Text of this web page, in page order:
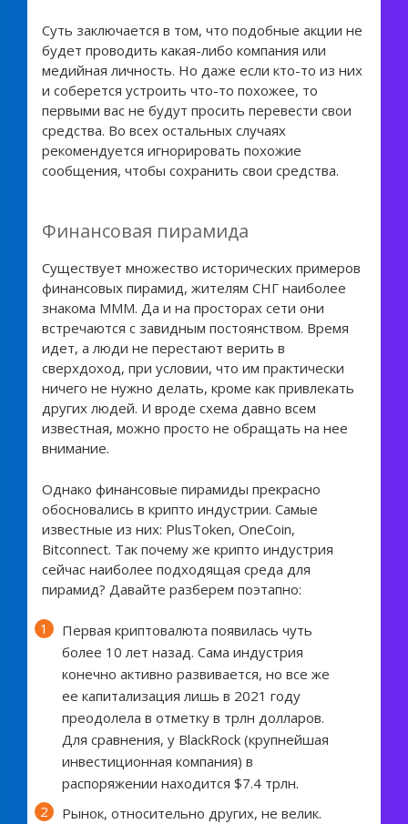
Суть заключается в том, что подобные акции не
будет проводить какая-либо компания или
медийная личность. Но даже если кто-то из них
и соберется устроить что-то похожее, то
первыми вас не будут просить перевести свои
средства. Во всех остальных случаях
рекомендуется игнорировать похожие
сообщения, чтобы сохранить свои средства.
Финансовая пирамида
Существует множество исторических примеров
финансовых пирамид, жителям СНГ наиболее
знакома МММ. Да и на просторах сети они
встречаются с завидным постоянством. Время
идет, а люди не перестают верить в
сверхдоход, при условии, что им практически
ничего не нужно делать, кроме как привлекать
других людей. И вроде схема давно всем
известная, можно просто не обращать на нее
внимание.
Однако финансовые пирамиды прекрасно
обосновались в крипто индустрии. Самые
известные из них: PlusToken, OneCoin,
Bitconnect. Так почему же крипто индустрия
сейчас наиболее подходящая среда для
пирамид? Давайте разберем поэтапно:
Первая криптовалюта появилась чуть
более 10 лет назад. Сама индустрия
конечно активно развивается, но все же
ее капитализация лишь в 2021 году
преодолела в отметку в трлн долларов.
Для сравнения, у BlackRock (крупнейшая
инвестиционная компания) в
распоряжении находится $7.4 трлн.
Рынок, относительно других, не велик.